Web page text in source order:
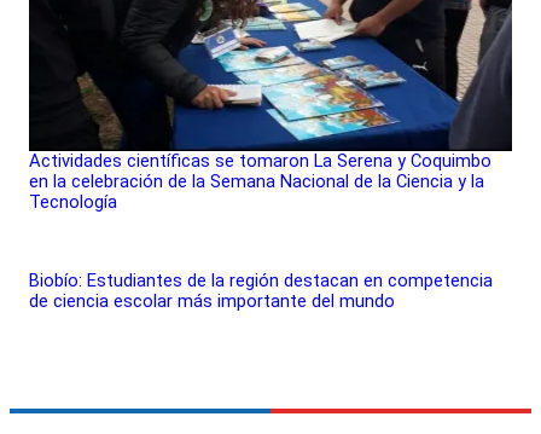
Actividades científicas se tomaron La Serena y Coquimbo
en la celebración de la Semana Nacional de la Ciencia y la
Tecnología
Biobío: Estudiantes de la región destacan en competencia
de ciencia escolar más importante del mundo